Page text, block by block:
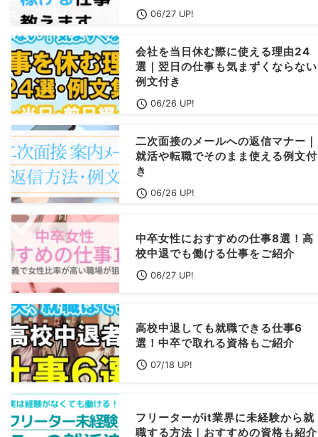
06/27 UP!
会社を当日休む際に使える理由24
選｜翌日の仕事も気まずくならない
例文付き
06/26 UP!
二次面接のメールへの返信マナー｜
就活や転職でそのまま使える例文付
き
06/26 UP!
中卒女性におすすめの仕事8選！高
校中退でも働ける仕事をご紹介
06/27 UP!
高校中退しても就職できる仕事6
選！中卒で取れる資格もご紹介
07/18 UP!
フリーターがit業界に未経験から就
職する方法｜おすすめの資格も紹介